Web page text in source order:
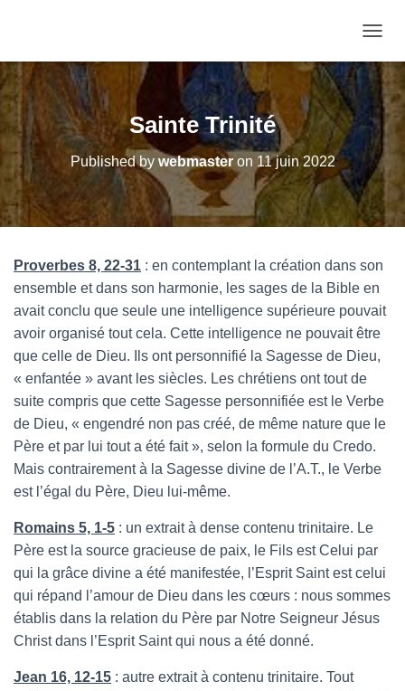
Sainte Trinité
Published by webmasteron 11 juin 2022
Proverbes 8, 22-31 : en contemplant la création dans son
ensemble et dans son harmonie, les sages de la Bible en
avait conclu que seule une intelligence supérieure pouvait
avoir organisé tout cela. Cette intelligence ne pouvait être
que celle de Dieu. Ils ont personnifié la Sagesse de Dieu,
« enfantée » avant les siècles. Les chrétiens ont tout de
suite compris que cette Sagesse personnifiée est le Verbe
de Dieu, « engendré non pas créé, de même nature que le
Père et par lui tout a été fait », selon la formule du Credo.
Mais contrairement à la Sagesse divine de l’A.T., le Verbe
est l’égal du Père, Dieu lui-même.
Romains 5, 1-5 : un extrait à dense contenu trinitaire. Le
Père est la source gracieuse de paix, le Fils est Celui par
qui la grâce divine a été manifestée, l’Esprit Saint est celui
qui répand l’amour de Dieu dans les cœurs : nous sommes
établis dans la relation du Père par Notre Seigneur Jésus
Christ dans l’Esprit Saint qui nous a été donné.
Jean 16, 12-15 : autre extrait à contenu trinitaire. Tout